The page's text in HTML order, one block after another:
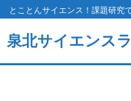
コ
ン
とことんサイエンス！課題研究
泉北サイエンス